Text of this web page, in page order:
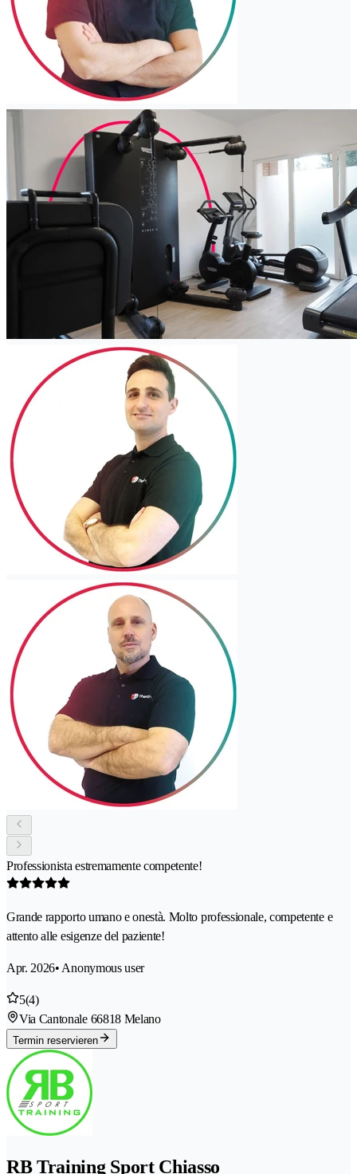
Professionista estremamente competente!
Grande rapporto umano e onestà. Molto professionale, competente e
attento alle esigenze del paziente!
Apr. 2026• Anonymous user
5(4)
Via Cantonale 66818 Melano
Termin reservieren
RB Training Sport Chiasso